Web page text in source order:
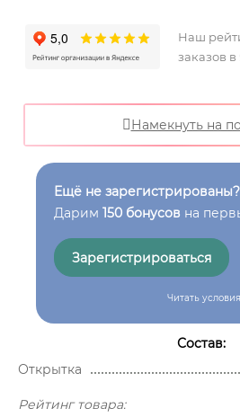
Наш
заказов
Намекнуть на
Ещё не зарегистрированы?
Дарим 150 бонусов на
Зарегистрироваться
Читать условия
Состав:
Открытка
Рейтинг товара: